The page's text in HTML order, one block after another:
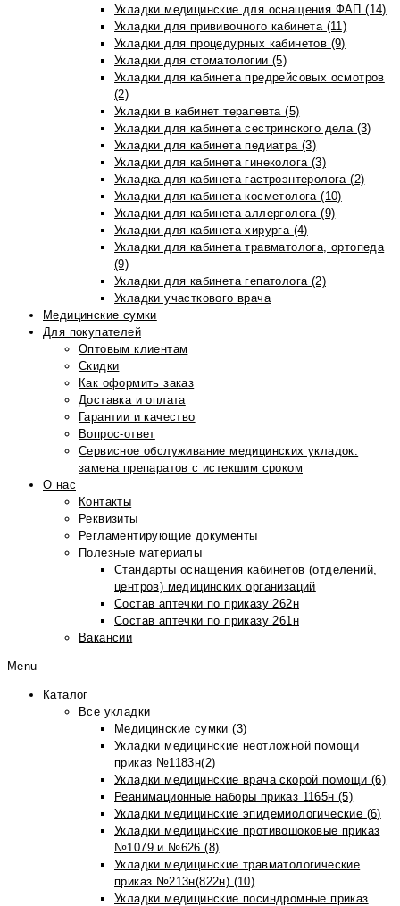
Укладки медицинские для оснащения ФАП (14)
Укладки для прививочного кабинета (11)
Укладки для процедурных кабинетов (9)
Укладки для стоматологии (5)
Укладки для кабинета предрейсовых осмотров
(2)
Укладки в кабинет терапевта (5)
Укладки для кабинета сестринского дела (3)
Укладки для кабинета педиатра (3)
Укладки для кабинета гинеколога (3)
Укладка для кабинета гастроэнтеролога (2)
Укладки для кабинета косметолога (10)
Укладки для кабинета аллерголога (9)
Укладки для кабинета хирурга (4)
Укладки для кабинета травматолога, ортопеда
(9)
Укладки для кабинета гепатолога (2)
Укладки участкового врача
Медицинские сумки
Для покупателей
Оптовым клиентам
Скидки
Как оформить заказ
Доставка и оплата
Гарантии и качество
Вопрос-ответ
Сервисное обслуживание медицинских укладок:
замена препаратов с истекшим сроком
О нас
Контакты
Реквизиты
Регламентирующие документы
Полезные материалы
Стандарты оснащения кабинетов (отделений,
центров) медицинских организаций
Состав аптечки по приказу 262н
Состав аптечки по приказу 261н
Вакансии
Menu
Каталог
Все укладки
Медицинские сумки (3)
Укладки медицинские неотложной помощи
приказ №1183н(2)
Укладки медицинские врача скорой помощи (6)
Реанимационные наборы приказ 1165н (5)
Укладки медицинские эпидемиологические (6)
Укладки медицинские противошоковые приказ
№1079 и №626 (8)
Укладки медицинские травматологические
приказ №213н(822н) (10)
Укладки медицинские посиндромные приказ